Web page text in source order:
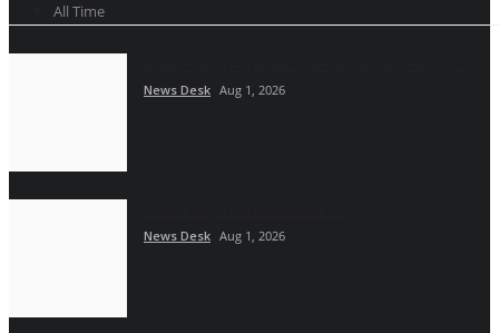
All Time
News Desk Aug 1, 2026
News Desk Aug 1, 2026